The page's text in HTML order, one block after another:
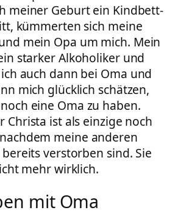
meiner Geburt ein Kindbett-
kümmerten sich meine
mein Opa um mich. Mein
starker Alkoholiker und
auch dann bei Oma und
mich glücklich schätzen,
eine Oma zu haben.
Christa ist als einzige noch
meine anderen
verstorben sind. Sie
mehr wirklich.
mit Oma